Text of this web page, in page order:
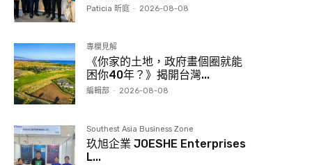
Paticia 昕庭 - 2026-08-08
專欄見解
《你家的土地，政府畫個圈就能
困你40年？》揭開台灣...
編輯部 - 2026-08-08
Southest Asia Business Zone
玖旭企業 JOESHE Enterprises
L...